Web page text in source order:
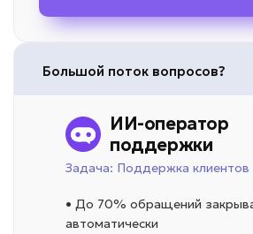
Большой поток вопросов?
ИИ-оператор
поддержки
Задача: Поддержка клиентов
• До 70% обращений
автоматически